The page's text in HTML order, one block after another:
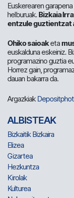
Euskerearen
helburuak. Bizkaia
entzule guztientzat
Ohiko saioaketa
euskalduna eskeiniz.
programazino guztia
Horrez gain,
dauan bakarra da.
Argazkiak
ALBISTEAK
Bizkaitik Bizkaira
Elizea
Gizartea
Hezkuntza
Kirolak
Kulturea